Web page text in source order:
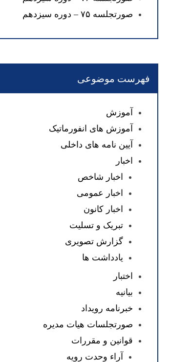
صورتجلسه ۷۵ – دوره سیزدهم
فهرست موضوعی
آموزش
آموزش های انفورماتیک
آیین نامه های داخلی
اخبار
اخبار شاخص
اخبار عمومی
اخبار کانون
تبریک و تسلیت
گزارش تصویری
یادداشت ها
اختبار
بیانیه
خبرنامه رویداد
صورتجلسات هیات مدیره
قوانین و مقررات
آراء وحدت رویه